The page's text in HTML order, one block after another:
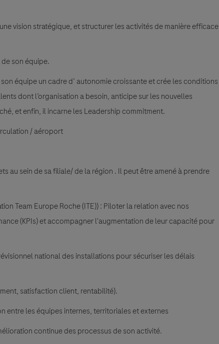
vision stratégique, et structurer les activités de manière efficace
son équipe.
équipe un cadre d’ autonomie croissante et crée les conditions
dont l’organisation a besoin, anticipe sur les nouvelles
et enfin, il incarne les Leadership commitment.
/ aéroport
au sein de sa filiale/ de larégion . Il peut être amené à prendre
Team Europe Roche (ITE)) : Piloter la relation avec nos
(KPIs) et accompagner l'augmentation de leur capacité pour
national des installations pour sécuriser les délais
satisfaction client, rentabilité).
entre les équipes internes, territoriales et externes
continue des processus de son activité.